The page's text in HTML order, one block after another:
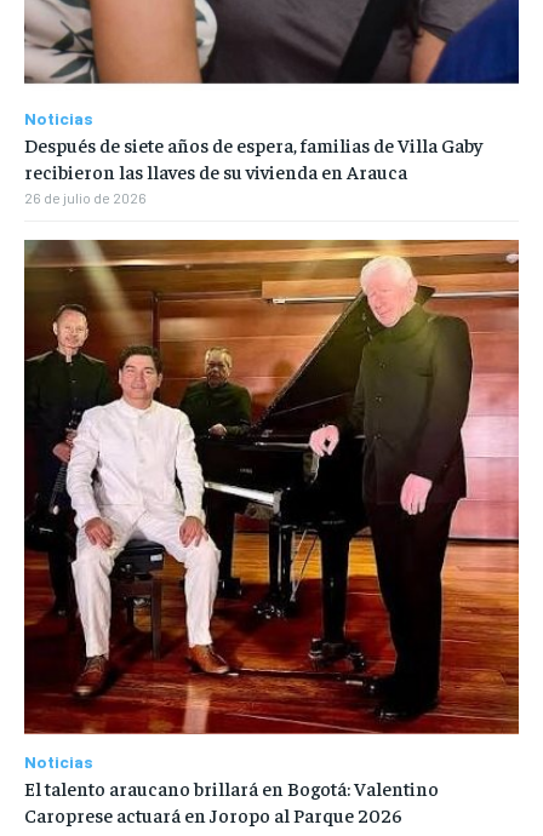
Noticias
Después de siete años de espera, familias de Villa Gaby
recibieron las llaves de su vivienda en Arauca
26 de julio de 2026
Noticias
El talento araucano brillará en Bogotá: Valentino
Caroprese actuará en Joropo al Parque 2026